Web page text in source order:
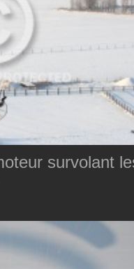
survolant